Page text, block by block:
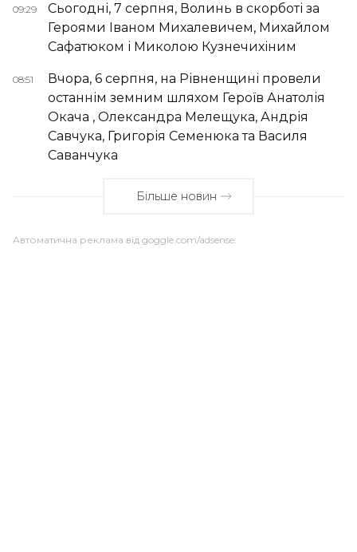
09:29
Сьогодні, 7 серпня, Волинь в скорботі за
Героями Іваном Михалевичем, Михайлом
Сафатюком і Миколою Кузнечихіним
08:51
Вчора, 6 серпня, на Рівненщині провели
останнім земним шляхом Героїв Анатолія
Окача , Олександра Мелещука, Андрія
Савчука, Григорія Семенюка та Василя
Саванчука
Більше новин
Автоматична реклама від goggle.com/adsense: